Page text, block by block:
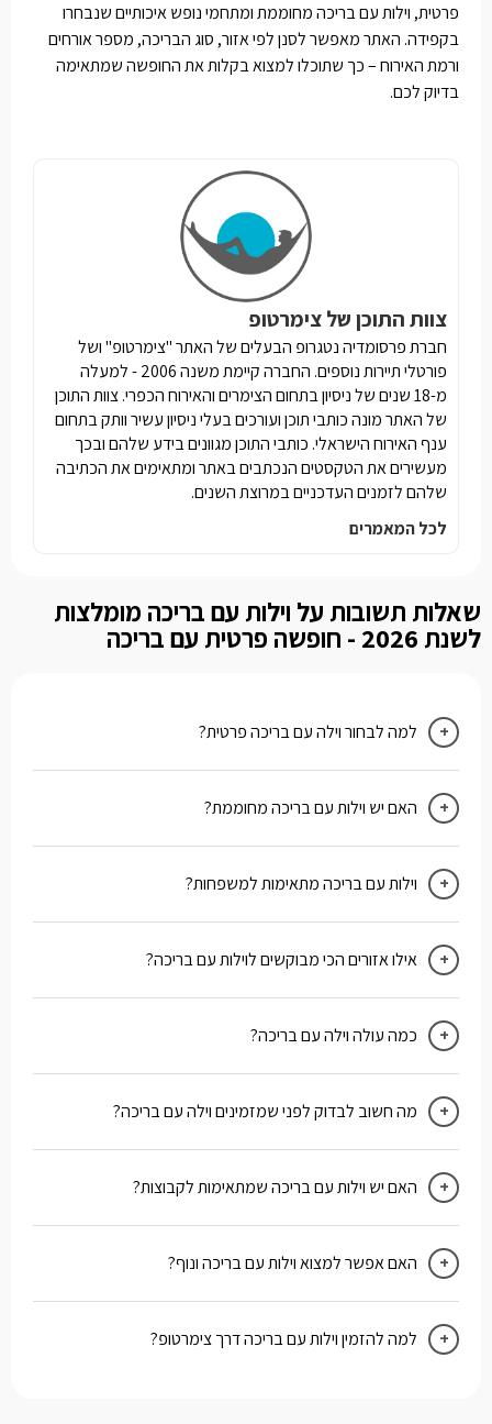
פרטית, וילות עם בריכה מחוממת ומתחמי נופש איכותיים שנבחרו
בקפידה. האתר מאפשר לסנן לפי אזור, סוג הבריכה, מספר אורחים
ורמת האירוח – כך שתוכלו למצוא בקלות את החופשה שמתאימה
בדיוק לכם.
צוות התוכן של צימרטופ
חברת פרסומדיה נטגרופ הבעלים של האתר "צימרטופ" ושל
פורטלי תיירות נוספים. החברה קיימת משנה 2006 - למעלה
מ-18 שנים של ניסיון בתחום הצימרים והאירוח הכפרי. צוות התוכן
של האתר מונה כותבי תוכן ועורכים בעלי ניסיון עשיר וותק בתחום
ענף האירוח הישראלי. כותבי התוכן מגוונים בידע שלהם ובכך
מעשירים את הטקסטים הנכתבים באתר ומתאימים את הכתיבה
שלהם לזמנים העדכניים במרוצת השנים.
לכל המאמרים
שאלות תשובות על וילות עם בריכה מומלצות
לשנת 2026 - חופשה פרטית עם בריכה
למה לבחור וילה עם בריכה פרטית?
האם יש וילות עם בריכה מחוממת?
וילות עם בריכה מתאימות למשפחות?
אילו אזורים הכי מבוקשים לוילות עם בריכה?
כמה עולה וילה עם בריכה?
מה חשוב לבדוק לפני שמזמינים וילה עם בריכה?
האם יש וילות עם בריכה שמתאימות לקבוצות?
האם אפשר למצוא וילות עם בריכה ונוף?
למה להזמין וילות עם בריכה דרך צימרטופ?